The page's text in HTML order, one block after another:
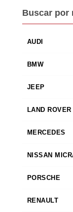
Buscar por
AUDI
BMW
JEEP
LAND ROVER
MERCEDES
NISSAN
PORSCHE
RENAULT